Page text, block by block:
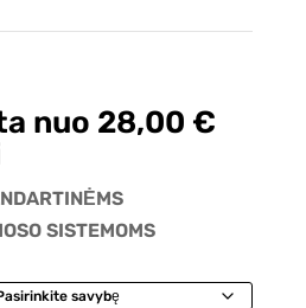
nuo 28,00 €
SISTEMOMS